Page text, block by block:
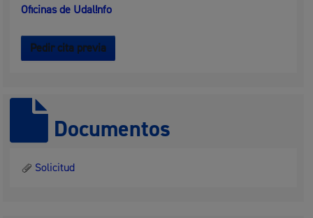
Oficinas de Udal!nfo
Pedir cita previa
Documentos
Solicitud